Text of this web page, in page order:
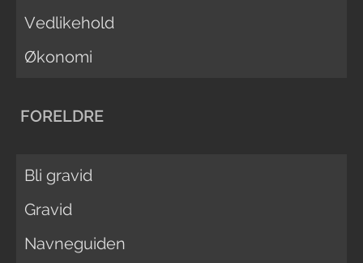
Vedlikehold
Økonomi
FORELDRE
Bli gravid
Gravid
Navneguiden